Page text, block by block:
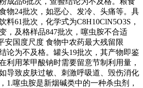
物24批次，如恶心、发冷、头痛等。具
料61批次，化学式为C8H10ClN5O3S，
，及格样品847批次，噻虫胺不合适
安国度尺度 食物中农药最大残留限
论为不及格。罐头19批次，其产物即鉴
利用苯甲酸钠时需要留意节制利用量，
导致皮肤过敏、刺激呼吸道、毁伤消化
1.噻虫胺是新烟碱类中的一种杀虫剂，